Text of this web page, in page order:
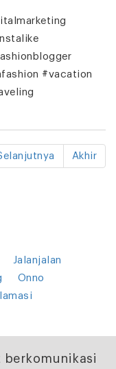
#vacation
Akhir
Jalanjalan
Onno